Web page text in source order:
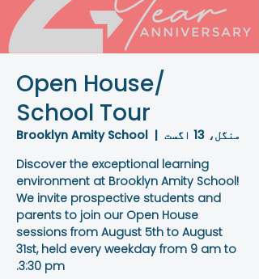
Open House/
School Tour
منگل، 13 اگست
  |
Brooklyn Amity School
Discover the exceptional learning
environment at Brooklyn Amity School!
We invite prospective students and
parents to join our Open House
sessions from August 5th to August
31st, held every weekday from 9 am to
3:30 pm.